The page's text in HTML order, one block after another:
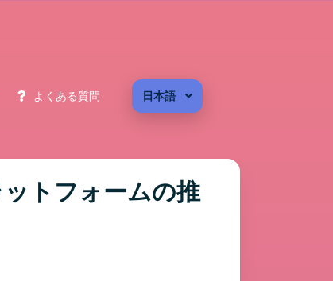
よくある質問 日本語
トフォームの推